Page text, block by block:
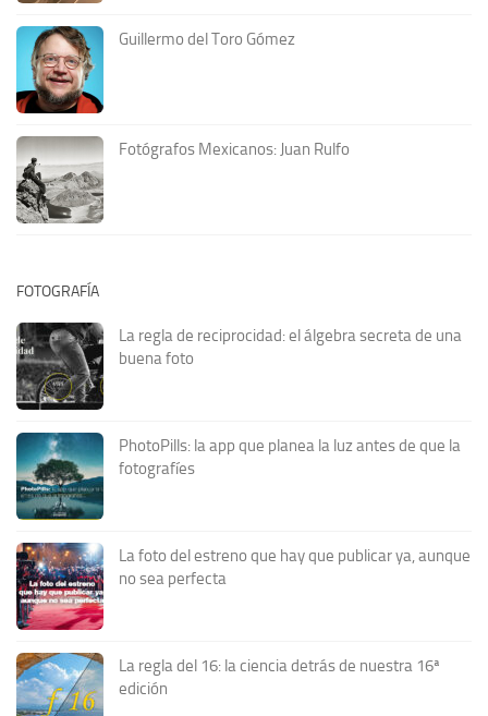
Guillermo del Toro Gómez
Fotógrafos Mexicanos: Juan Rulfo
FOTOGRAFÍA
La regla de reciprocidad: el álgebra secreta de una
buena foto
PhotoPills: la app que planea la luz antes de que la
fotografíes
La foto del estreno que hay que publicar ya, aunque
no sea perfecta
La regla del 16: la ciencia detrás de nuestra 16ª
edición